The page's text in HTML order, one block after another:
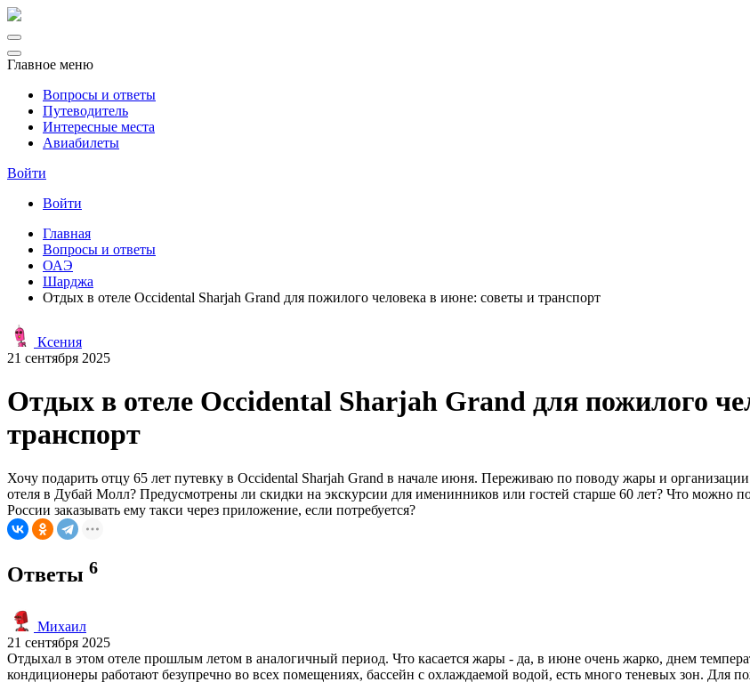
Главное меню
Вопросы и ответы
Путеводитель
Интересные места
Авиабилеты
Войти
Войти
Главная
Вопросы и ответы
ОАЭ
Шарджа
Отдых в отеле Occidental Sharjah Grand для пожилого человека в июне: советы и транспорт
Ксения
21 сентября 2025
Отдых в отеле Occidental Sharjah Grand для пожилого
транспорт
Хочу подарить отцу 65 лет путевку в Occidental Sharjah Grand в начале июня. Переживаю по поводу жары и
отеля в Дубай Молл? Предусмотрены ли скидки на экскурсии для именинников или гостей старше 60 лет? Что можно
России заказывать ему такси через приложение, если потребуется?
Ответы 6
Михаил
21 сентября 2025
Отдыхал в этом отеле прошлым летом в аналогичный период. Что касается жары - да, в июне очень жарко, днем
кондиционеры работают безупречно во всех помещениях, бассейн с охлаждаемой водой, есть много теневых зон. Для